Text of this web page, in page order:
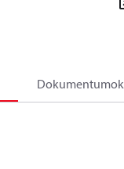
Dokumentumok